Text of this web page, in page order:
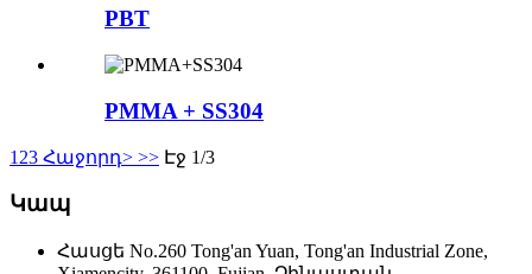
PBT
PMMA + SS304
1 23 Հաջորդ> >> Էջ 1/3
Կապ
Հասցե No.260 Tong'an Yuan, Tong'an Industrial Zone,